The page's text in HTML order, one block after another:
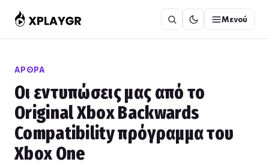
στο
περιεχόμενο
Μενού
ΆΡΘΡΑ
Οι εντυπώσεις μας από το
Original Xbox Backwards
Compatibility πρόγραμμα του
Xbox One